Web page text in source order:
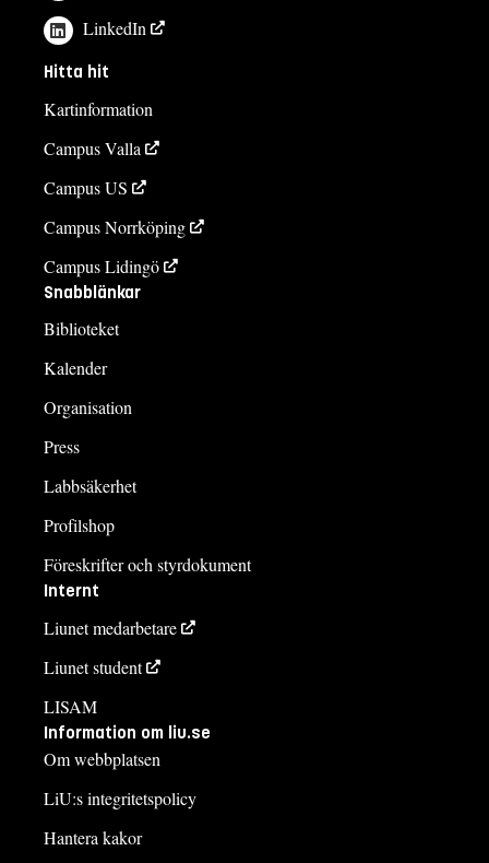
LinkedIn
Hitta hit
Kartinformation
Campus Valla
Campus US
Campus Norrköping
Campus Lidingö
Snabblänkar
Biblioteket
Kalender
Organisation
Press
Labbsäkerhet
Profilshop
Föreskrifter och styrdokument
Internt
Liunet medarbetare
Liunet student
LISAM
Information om liu.se
Om webbplatsen
LiU:s integritetspolicy
Hantera kakor